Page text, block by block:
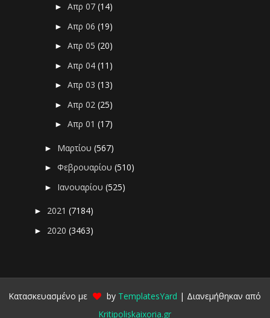
►Απρ 07(14)
►Απρ 06(19)
►Απρ 05(20)
►Απρ 04(11)
►Απρ 03(13)
►Απρ 02(25)
►Απρ 01(17)
► Μαρτίου(567)
►Φεβρουαρίου(510)
► Ιανουαρίου(525)
► 2021(7184)
► 2020(3463)
Κατασκευασμένο με by TemplatesYard | Διανεμήθηκαν από
Kritipoliskaixoria.gr